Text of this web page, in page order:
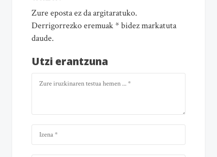
Zure eposta ez da argitaratuko.
Derrigorrezko eremuak * bidez markatuta
daude.
Utzi erantzuna